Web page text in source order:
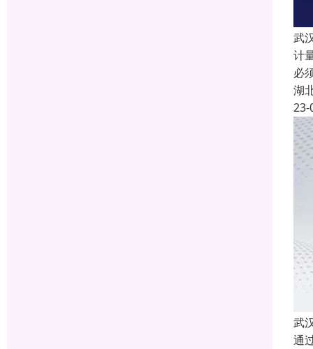
武
计
必
湖
23-
武
通